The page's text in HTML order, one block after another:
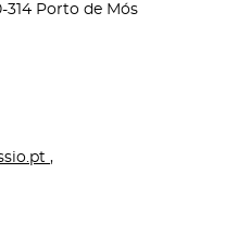
314 Porto de Mós
,